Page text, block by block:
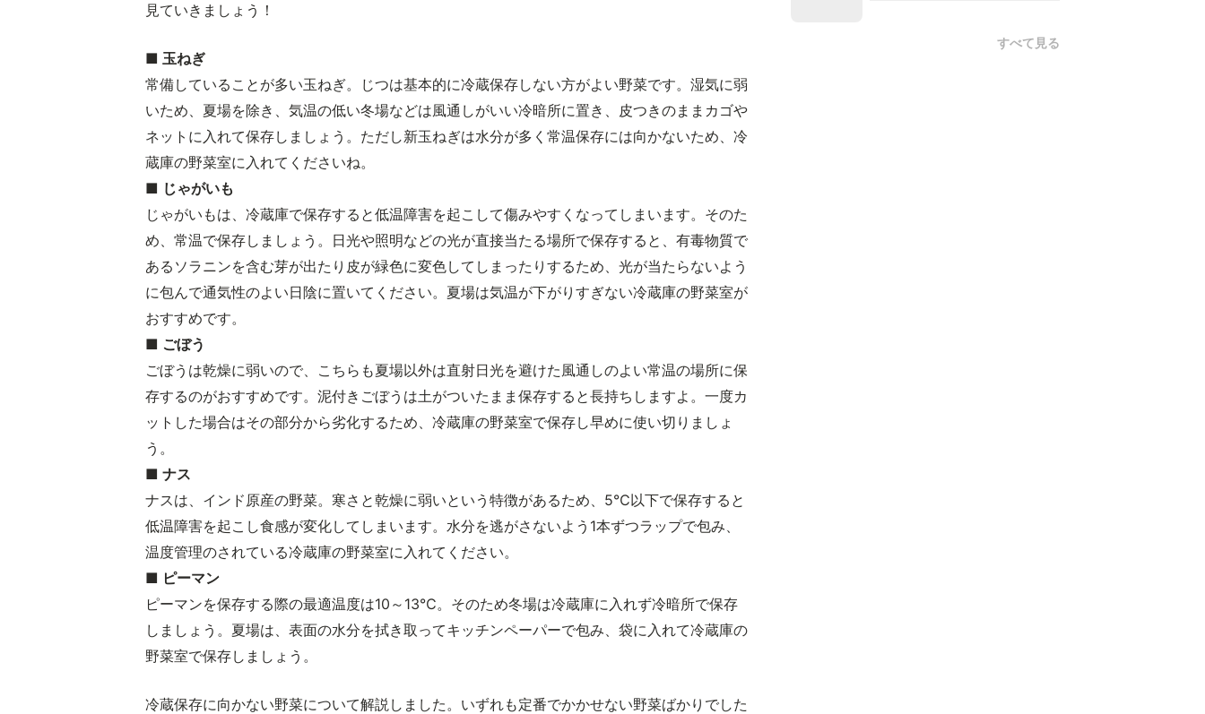
見ていきましょう！
■ 玉ねぎ
常備していることが多い玉ねぎ。じつは基本的に冷蔵保存しない方がよい野菜です。湿気に弱
いため、夏場を除き、気温の低い冬場などは風通しがいい冷暗所に置き、皮つきのままカゴや
ネットに入れて保存しましょう。ただし新玉ねぎは水分が多く常温保存には向かないため、冷
蔵庫の野菜室に入れてくださいね。
■ じゃがいも
じゃがいもは、冷蔵庫で保存すると低温障害を起こして傷みやすくなってしまいます。そのた
め、常温で保存しましょう。日光や照明などの光が直接当たる場所で保存すると、有毒物質で
あるソラニンを含む芽が出たり皮が緑色に変色してしまったりするため、光が当たらないよう
に包んで通気性のよい日陰に置いてください。夏場は気温が下がりすぎない冷蔵庫の野菜室が
おすすめです。
■ ごぼう
ごぼうは乾燥に弱いので、こちらも夏場以外は直射日光を避けた風通しのよい常温の場所に保
存するのがおすすめです。泥付きごぼうは土がついたまま保存すると長持ちしますよ。一度カ
ットした場合はその部分から劣化するため、冷蔵庫の野菜室で保存し早めに使い切りましょ
う。
■ ナス
ナスは、インド原産の野菜。寒さと乾燥に弱いという特徴があるため、5℃以下で保存すると
低温障害を起こし食感が変化してしまいます。水分を逃がさないよう1本ずつラップで包み、
温度管理のされている冷蔵庫の野菜室に入れてください。
■ ピーマン
ピーマンを保存する際の最適温度は10～13℃。そのため冬場は冷蔵庫に入れず冷暗所で保存
しましょう。夏場は、表面の水分を拭き取ってキッチンペーパーで包み、袋に入れて冷蔵庫の
野菜室で保存しましょう。
冷蔵保存に向かない野菜について解説しました。いずれも定番でかかせない野菜ばかりでした
すべて見る